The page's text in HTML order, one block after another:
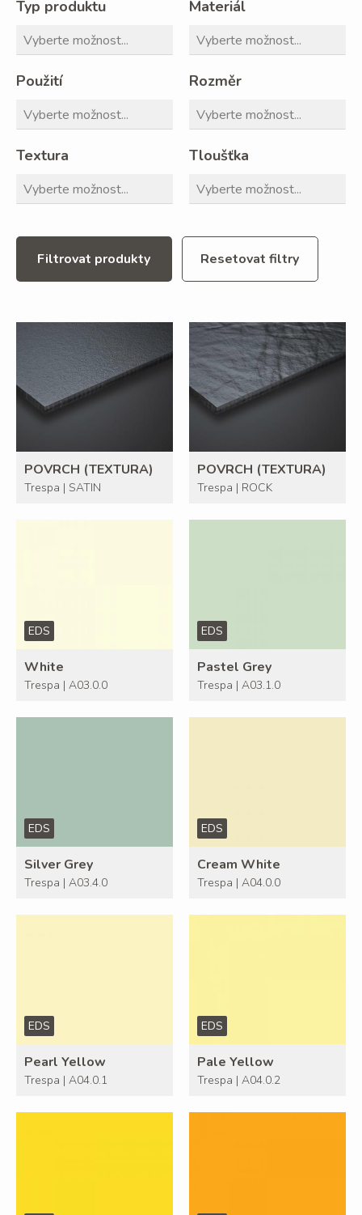
Typ produktu Materiál
Použití Rozměr
Textura Tloušťka
Filtrovat produkty Resetovat filtry
POVRCH (TEXTURA)
Trespa | SATIN
POVRCH (TEXTURA)
Trespa | ROCK
EDS
White
Trespa | A03.0.0
EDS
Pastel Grey
Trespa | A03.1.0
EDS
Silver Grey
Trespa | A03.4.0
EDS
Cream White
Trespa | A04.0.0
EDS
Pearl Yellow
Trespa | A04.0.1
EDS
Pale Yellow
Trespa | A04.0.2